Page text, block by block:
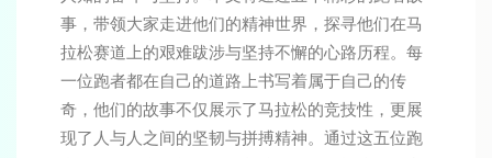
事，带领大家走进他们的精神世界，探寻他们在马
拉松赛道上的艰难跋涉与坚持不懈的心路历程。每
一位跑者都在自己的道路上书写着属于自己的传
奇，他们的故事不仅展示了马拉松的竞技性，更展
现了人与人之间的坚韧与拼搏精神。通过这五位跑